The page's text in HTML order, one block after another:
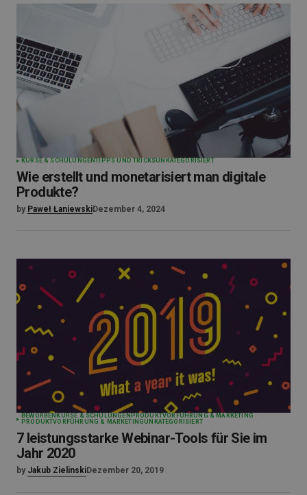
KURSE & SCHULUNGENTIPPS UND TRICKSUNKATEGORISIERT
Wie erstellt und monetarisiert man digitale
Produkte?
by Paweł ŁaniewskiDezember 4, 2024
BEWORBEN KURSE & SCHULUNGEN PRODUKTVORFÜHRUNG & MARKETING
PRODUKTVORFÜHRUNG & MARKETINGUNKATEGORISIERT
7 leistungsstarke Webinar-Tools für Sie im
Jahr 2020
by Jakub ZielinskiDezember 20, 2019